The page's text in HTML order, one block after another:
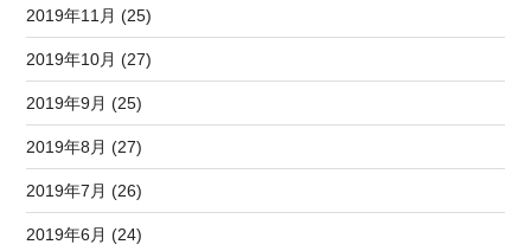
2019年11月 (25)
2019年10月 (27)
2019年9月 (25)
2019年8月 (27)
2019年7月 (26)
2019年6月 (24)